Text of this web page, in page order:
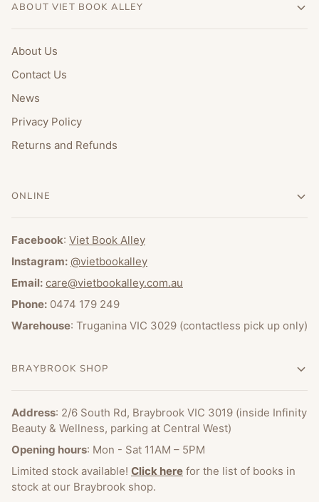
ABOUT VIET BOOK ALLEY
About Us
Contact Us
News
Privacy Policy
Returns and Refunds
ONLINE
Facebook: Viet Book Alley
Instagram: @vietbookalley
Email: care@vietbookalley.com.au
Phone: 0474 179 249
Warehouse: Truganina VIC 3029 (contactless pick up only)
BRAYBROOK SHOP
Address: 2/6 South Rd, Braybrook VIC 3019 (inside Infinity
Beauty & Wellness, parking at Central West)
Opening hours: Mon - Sat 11AM – 5PM
Limited stock available! Click here for the list of books in
stock at our Braybrook shop.